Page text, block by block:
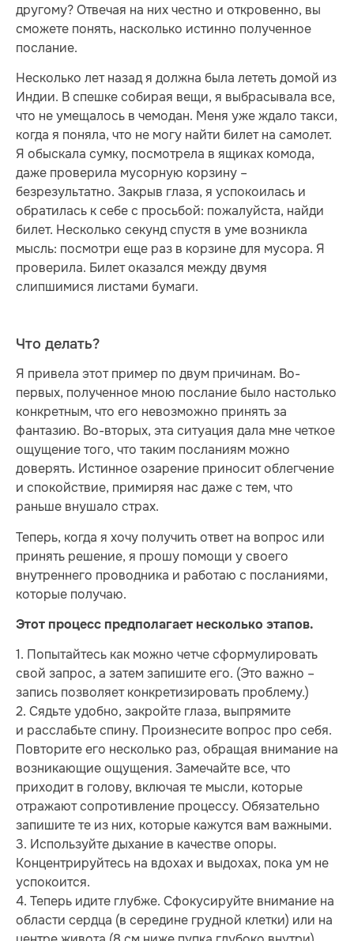
другому? Отвечая на них честно и откровенно, вы
сможете понять, насколько истинно полученное
послание.
Несколько лет назад я должна была лететь домой из
Индии. В спешке собирая вещи, я выбрасывала все,
что не умещалось в чемодан. Меня уже ждало такси,
когда я поняла, что не могу найти билет на самолет.
Я обыскала сумку, посмотрела в ящиках комода,
даже проверила мусорную корзину –
безрезультатно. Закрыв глаза, я успокоилась и
обратилась к себе с просьбой: пожалуйста, найди
билет. Несколько секунд спустя в уме возникла
мысль: посмотри еще раз в корзине для мусора. Я
проверила. Билет оказался между двумя
слипшимися листами бумаги.
Что делать?
Я привела этот пример по двум причинам. Во-
первых, полученное мною послание было настолько
конкретным, что его невозможно принять за
фантазию. Во-вторых, эта ситуация дала мне четкое
ощущение того, что таким посланиям можно
доверять. Истинное озарение приносит облегчение
и спокойствие, примиряя нас даже с тем, что
раньше внушало страх.
Теперь, когда я хочу получить ответ на вопрос или
принять решение, я прошу помощи у своего
внутреннего проводника и работаю с посланиями,
которые получаю.
Этот процесс предполагает несколько этапов.
1. Попытайтесь как можно четче сформулировать
свой запрос, а затем запишите его. (Это важно –
запись позволяет конкретизировать проблему.)
2. Сядьте удобно, закройте глаза, выпрямите
и расслабьте спину. Произнесите вопрос про себя.
Повторите его несколько раз, обращая внимание на
возникающие ощущения. Замечайте все, что
приходит в голову, включая те мысли, которые
отражают сопротивление процессу. Обязательно
запишите те из них, которые кажутся вам важными.
3. Используйте дыхание в качестве опоры.
Концентрируйтесь на вдохах и выдохах, пока ум не
успокоится.
4. Теперь идите глубже. Сфокусируйте внимание на
области сердца (в середине грудной клетки) или на